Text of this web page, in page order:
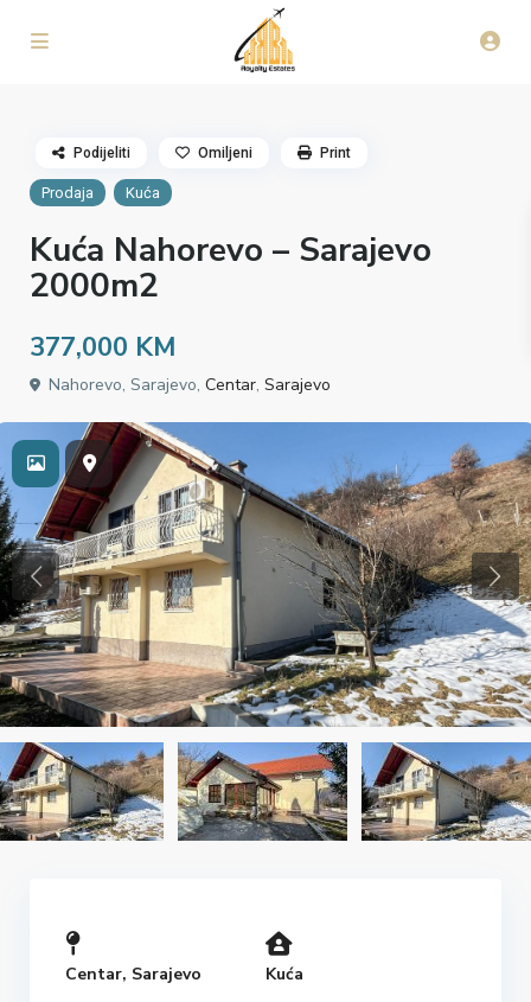
Prodaja Kuća
Kuća Nahorevo – Sarajevo
2000m2
377,000 KM
Nahorevo, Sarajevo,Centar,Sarajevo
Podijeliti Omiljeni Print
Centar, Sarajevo Kuća